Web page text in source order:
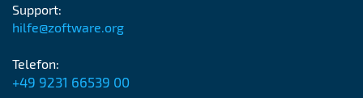
Support:
hilfe@zoftware.org
Telefon:
+49 9231 66539 00